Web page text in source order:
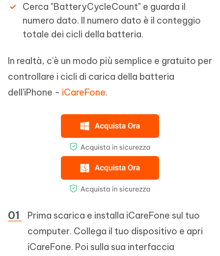
Cerca "BatteryCycleCount" e guarda il
numero dato. Il numero dato è il conteggio
totale dei cicli della batteria.
In realtà, c'è un modo più semplice e gratuito per
controllare i cicli di carica della batteria
dell'iPhone - iCareFone.
Prima scarica e installa iCareFone sul tuo
computer. Collega il tuo dispositivo e apri
iCareFone. Poi sulla sua interfaccia